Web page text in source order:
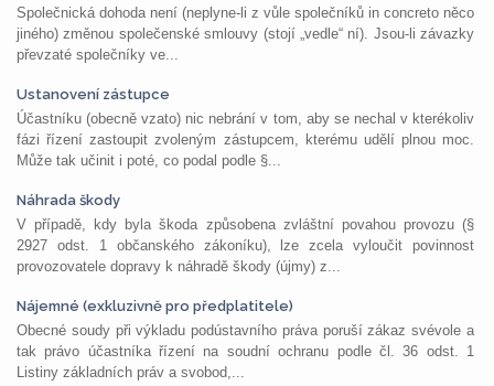
Společnická dohoda není (neplyne-li z vůle společníků in concreto něco
jiného) změnou společenské smlouvy (stojí „vedle“ ní). Jsou-li závazky
převzaté společníky ve...
Ustanovení zástupce
Účastníku (obecně vzato) nic nebrání v tom, aby se nechal v kterékoliv
fázi řízení zastoupit zvoleným zástupcem, kterému udělí plnou moc.
Může tak učinit i poté, co podal podle §...
Náhrada škody
V případě, kdy byla škoda způsobena zvláštní povahou provozu (§
2927 odst. 1 občanského zákoníku), lze zcela vyloučit povinnost
provozovatele dopravy k náhradě škody (újmy) z...
Nájemné (exkluzivně pro předplatitele)
Obecné soudy při výkladu podústavního práva poruší zákaz svévole a
tak právo účastníka řízení na soudní ochranu podle čl. 36 odst. 1
Listiny základních práv a svobod,...